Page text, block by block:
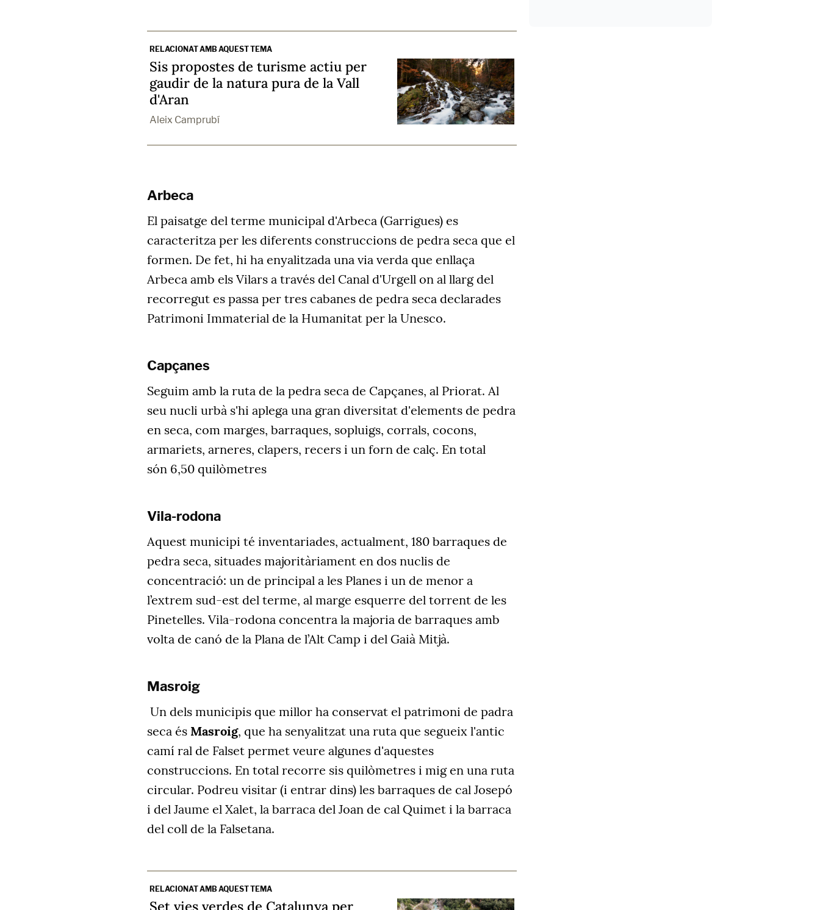
RELACIONAT AMB AQUEST TEMA
Sis propostes de turisme actiu per
gaudir de la natura pura de la Vall
d'Aran
Aleix Camprubí
Arbeca
El paisatge del terme municipal d'Arbeca (Garrigues) es
caracteritza per les diferents construccions de pedra seca que el
formen. De fet, hi ha enyalitzada una via verda que enllaça
Arbeca amb els Vilars a través del Canal d'Urgell on al llarg del
recorregut es passa per tres cabanes de pedra seca declarades
Patrimoni Immaterial de la Humanitat per la Unesco.
Capçanes
Seguim amb la ruta de la pedra seca de Capçanes, al Priorat. Al
seu nucli urbà s'hi aplega una gran diversitat d'elements de pedra
en seca, com marges, barraques, sopluigs, corrals, cocons,
armariets, arneres, clapers, recers i un forn de calç. En total
són 6,50 quilòmetres
Vila-rodona
Aquest municipi té inventariades, actualment, 180 barraques de
pedra seca, situades majoritàriament en dos nuclis de
concentració: un de principal a les Planes i un de menor a
l’extrem sud-est del terme, al marge esquerre del torrent de les
Pinetelles. Vila-rodona concentra la majoria de barraques amb
volta de canó de la Plana de l’Alt Camp i del Gaià Mitjà.
Masroig
Un dels municipis que millor ha conservat el patrimoni de padra
seca és Masroig, que ha senyalitzat una ruta que segueix l'antic
camí ral de Falset permet veure algunes d'aquestes
construccions. En total recorre sis quilòmetres i mig en una ruta
circular. Podreu visitar (i entrar dins) les barraques de cal Josepó
i del Jaume el Xalet, la barraca del Joan de cal Quimet i la barraca
del coll de la Falsetana.
RELACIONAT AMB AQUEST TEMA
Set vies verdes de Catalunya per